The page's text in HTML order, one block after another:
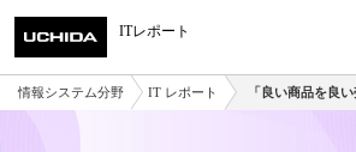
情報システム分野 IT レポート 「良い商品を良
ITレポート